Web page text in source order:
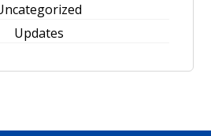
Updates